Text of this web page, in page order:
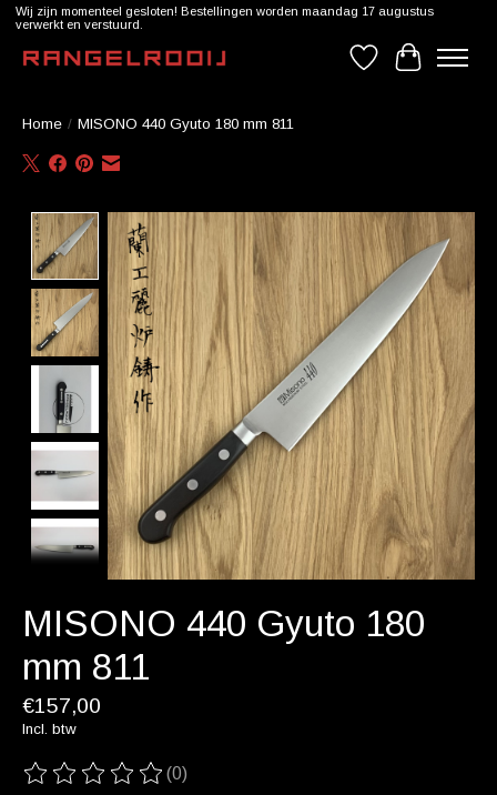
Wij zijn momenteel gesloten! Bestellingen worden maandag 17 augustus
verwerkt en verstuurd.
Verlanglijst
Home / MISONO 440 Gyuto 180 mm 811
Product image slideshow Items
MISONO 440 Gyuto 180
mm 811
€157,00
Incl. btw
De beoordeling van dit product is
(0)